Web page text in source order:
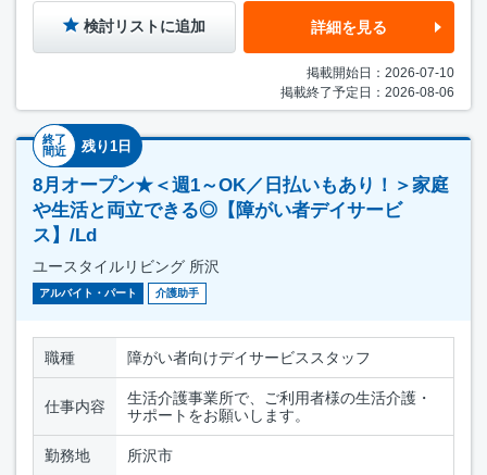
検討リストに追加 詳細を見る
掲載開始日：2026-07-10
掲載終了予定日：2026-08-06
終了
間近
残り1日
8月オープン★＜週1～OK／日払いもあり！＞家庭
や生活と両立できる◎【障がい者デイサービ
ス】/Ld
ユースタイルリビング 所沢
アルバイト・パート 介護助手
職種 障がい者向けデイサービススタッフ
仕事内容
生活介護事業所で、ご利用者様の生活介護・
サポートをお願いします。
勤務地 所沢市